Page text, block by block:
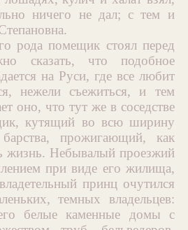
ничего не дал; с тем и
рода помещик стоял перед
сказать, что подобное
на Руси, где все любит
нежели съежиться, и тем
оно, что тут же в соседстве
кутящий во всю ширину
прожигающий, как
жизнь. Небывалый проезжий
при виде его жилища,
принц очутился
темных владельцев:
белые каменные домы с